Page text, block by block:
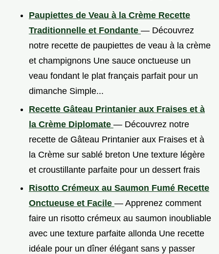
Paupiettes de Veau à la Crème Recette
Traditionnelle et Fondante — Découvrez
notre recette de paupiettes de veau à la crème
et champignons Une sauce onctueuse un
veau fondant le plat français parfait pour un
dimanche Simple...
Recette Gâteau Printanier aux Fraises et à
la Crème Diplomate — Découvrez notre
recette de Gâteau Printanier aux Fraises et à
la Crème sur sablé breton Une texture légère
et croustillante parfaite pour un dessert frais
Risotto Crémeux au Saumon Fumé Recette
Onctueuse et Facile — Apprenez comment
faire un risotto crémeux au saumon inoubliable
avec une texture parfaite allonda Une recette
idéale pour un dîner élégant sans y passer